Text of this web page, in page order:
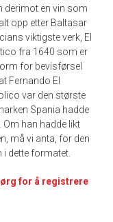
derimot en vin som
opp etter Baltasar
viktigste verk, El
fra 1640 som er
for bevisførsel
Fernando El
var den største
Spania hadde
Om han hadde likt
må vi anta, for den
i dette formatet.
for å registrere